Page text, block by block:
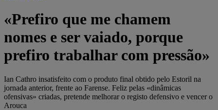
«Prefiro que me chamem
nomes e ser vaiado, porque
prefiro trabalhar com pressão»
Ian Cathro insatisfeito com o produto final obtido pelo Estoril na
jornada anterior, frente ao Farense. Feliz pelas «dinâmicas
ofensivas» criadas, pretende melhorar o registo defensivo e vencer o
Arouca